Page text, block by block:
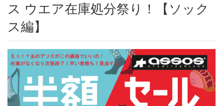
ス ウエア在庫処分祭り！【ソック
ス編】